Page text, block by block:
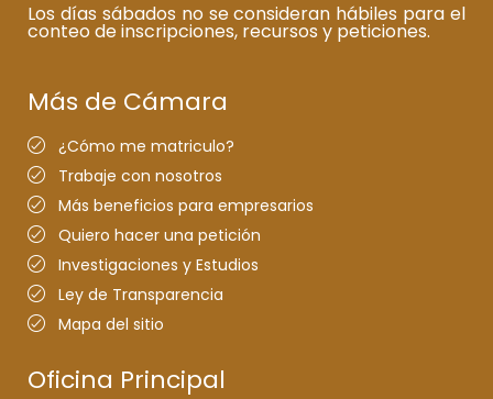
Los días sábados no se consideran hábiles para el
conteo de inscripciones, recursos y peticiones.
Más de Cámara
¿Cómo me matriculo?
Trabaje con nosotros
Más beneficios para empresarios
Quiero hacer una petición
Investigaciones y Estudios
Ley de Transparencia
Mapa del sitio
Oficina Principal